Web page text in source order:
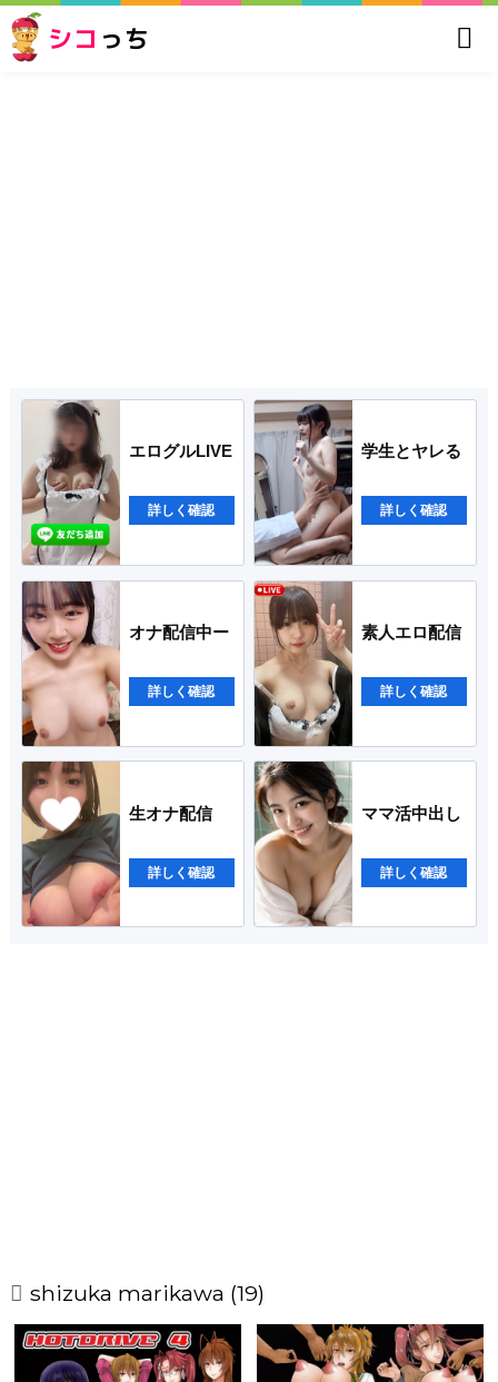
シコ っち
エログルLIVE
詳しく確認
学生とヤレる
詳しく確認
オナ配信中ー
詳しく確認
素人エロ配信
詳しく確認
生オナ配信
詳しく確認
ママ活中出し
詳しく確認
shizuka marikawa (19)